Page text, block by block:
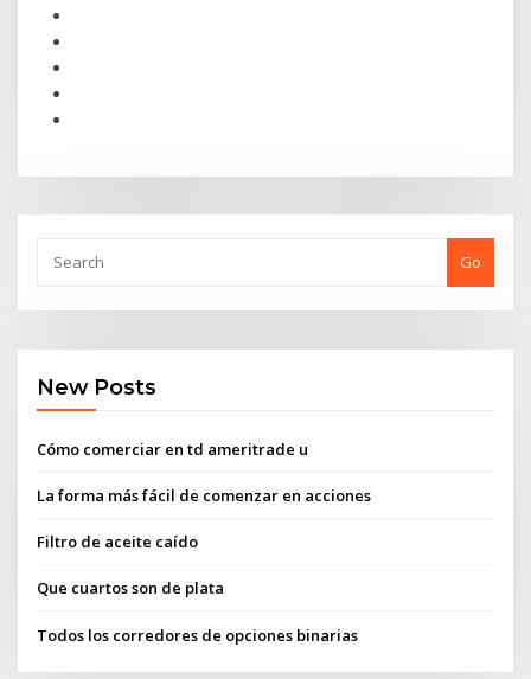
Go
New Posts
Cómo comerciar en td ameritrade u
La forma más fácil de comenzar en acciones
Filtro de aceite caído
Que cuartos son de plata
Todos los corredores de opciones binarias